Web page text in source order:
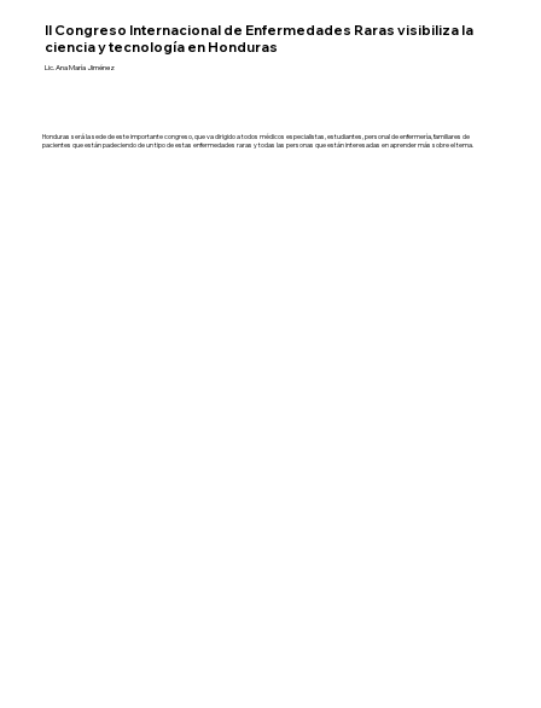
II Congreso Internacional de Enfermedades Raras visibiliza la
ciencia y tecnología en Honduras
Lic. Ana María Jiménez
Honduras será la sede de este importante congreso, que va dirigido a todos médicos especialistas, estudiantes, personal de enfermería, familiares de
pacientes que están padeciendo de un tipo de estas enfermedades raras y todas las personas que están interesadas en aprender más sobre el tema.